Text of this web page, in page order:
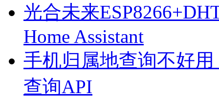
光合未来
Home Assistant
手机归属地查询不好
查询API